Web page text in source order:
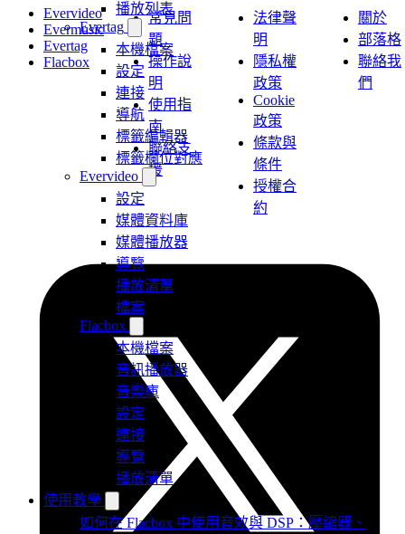
播放列表
Evertag
本機檔案
設定
連接
導航
標籤編輯器
標籤欄位對應
Evervideo
設定
媒體資料庫
媒體播放器
導覽
播放清單
檔案
Flacbox
本機檔案
音訊播放器
音樂庫
設定
連接
導覽
播放清單
使用教學
如何在 Flacbox 中使用音效與 DSP：壓縮器、
Evervideo
Evermusic
Evertag
Flacbox
常見問
題
操作說
明
使用指
南
聯絡支
援
法律聲
明
隱私權
政策
Cookie
政策
條款與
條件
授權合
約
關於
部落格
聯絡我
們